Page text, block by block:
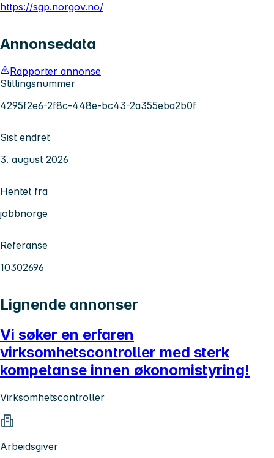
https://sgp.norgov.no/
Annonsedata
Rapporter annonse
Stillingsnummer
4295f2e6-2f8c-448e-bc43-2a355eba2b0f
Sist endret
3. august 2026
Hentet fra
jobbnorge
Referanse
10302696
Lignende annonser
Vi søker en erfaren
virksomhetscontroller med sterk
kompetanse innen økonomistyring!
Virksomhetscontroller
Arbeidsgiver